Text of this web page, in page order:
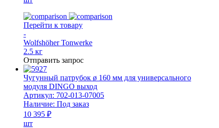
Перейти к товару
-
Wolfshöher Tonwerke
2.5 кг
Отправить запрос
Чугунный патрубок ø 160 мм для универсального
модуля DINGO выход
Артикул: 702-013-07005
Наличие: Под заказ
10 395 ₽
шт